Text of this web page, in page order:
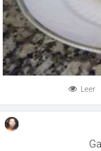
Leer